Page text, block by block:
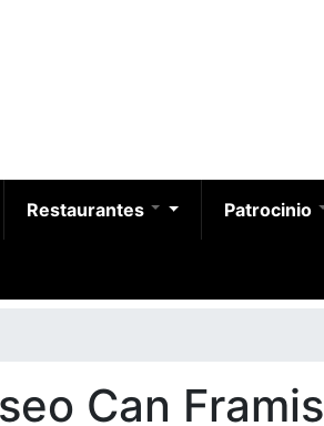
Restaurantes Patrocinio
Can Framis